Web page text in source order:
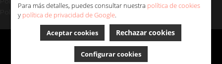
Para más detalles, puedes consultar nuestra política de cookies
y política de privacidad de Google.
Aceptar cookies
Rechazar cookies
Configurar cookies
Política Medioambiental Uup
Uup | Marketing digital © 2025